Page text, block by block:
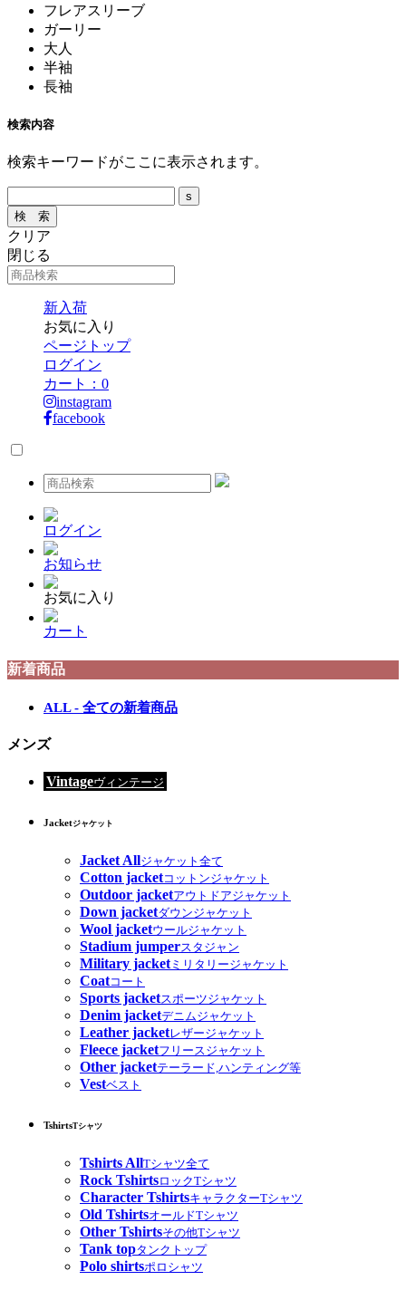
フレアスリーブ
ガーリー
大人
半袖
長袖
検索内容
検索キーワードがここに表示されます。
クリア
閉じる
新入荷
お気に入り
ページトップ
ログイン
カート： 0
instagram
facebook
ログイン
お知らせ
お気に入り
カート
新着商品
ALL - 全ての新着商品
メンズ
Vintageヴィンテージ
Jacketジャケット
Jacket Allジャケット全て
Cotton jacketコットンジャケット
Outdoor jacketアウトドアジャケット
Down jacketダウンジャケット
Wool jacketウールジャケット
Stadium jumperスタジャン
Military jacketミリタリージャケット
Coatコート
Sports jacketスポーツジャケット
Denim jacketデニムジャケット
Leather jacketレザージャケット
Fleece jacketフリースジャケット
Other jacketテーラード,ハンティング等
Vestベスト
TshirtsTシャツ
Tshirts AllTシャツ全て
Rock TshirtsロックTシャツ
Character TshirtsキャラクターTシャツ
Old TshirtsオールドTシャツ
Other Tshirtsその他Tシャツ
Tank topタンクトップ
Polo shirtsポロシャツ